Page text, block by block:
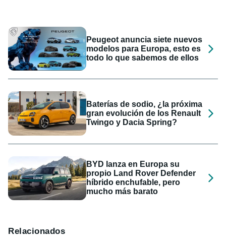
Peugeot anuncia siete nuevos
modelos para Europa, esto es
todo lo que sabemos de ellos
Baterías de sodio, ¿la próxima
gran evolución de los Renault
Twingo y Dacia Spring?
BYD lanza en Europa su
propio Land Rover Defender
híbrido enchufable, pero
mucho más barato
Relacionados